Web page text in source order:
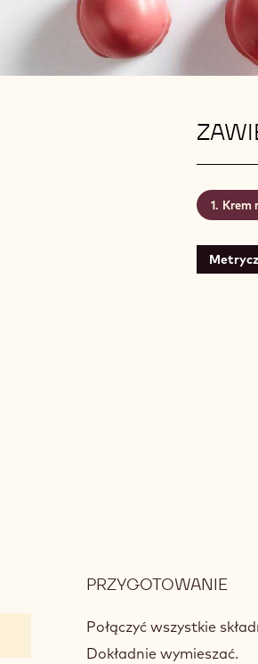
Krem
PRZYGOTOWANIE:
Połączyć wszystkie
Dokładnie wymieszać.